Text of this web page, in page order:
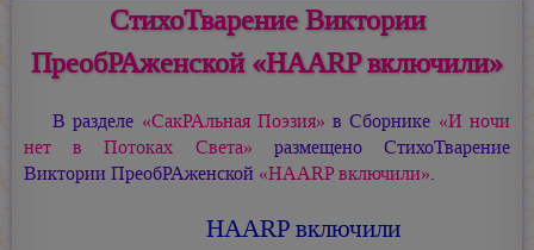
СтихоТварение Виктории
ПреобРАженской «HAARP включили»
В разделе «СакРАльная Поэзия» в Сборнике «И ночи
нет в Потоках Света» размещено СтихоТварение
Виктории ПреобРАженской «HAARP включили».
HAARP включили